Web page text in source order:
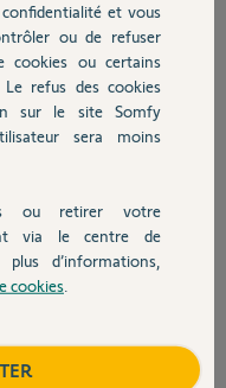
discussion
sur "descente" de la
et vous
ou de refuser
cookies ou certains
refus des cookies
sur le site Somfy
sera moins
ou retirer votre
via le centre de
d’informations,
cookies